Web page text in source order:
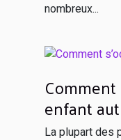
nombreux...
Comment
enfant
La plupart des